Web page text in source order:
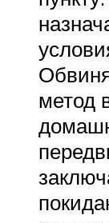
метод